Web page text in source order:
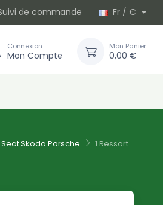
de commande Fr / €
Connexion
Mon Compte
Mon Panier
0,00 €
Skoda Porsche 1 Ressort...